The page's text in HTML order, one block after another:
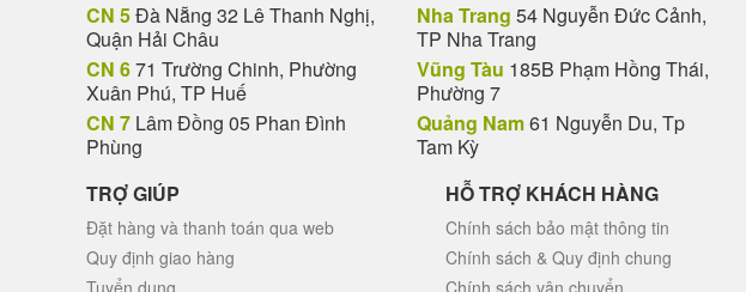
CN 5Đà Nẵng 32 Lê Thanh Nghị,
Quận Hải Châu
CN 671 Trường Chinh, Phường
Xuân Phú, TP Huế
CN 7 Lâm Đồng 05 Phan Đình
Phùng
Nha Trang 54 Nguyễn Đức Cảnh,
TP Nha Trang
Vũng Tàu 185B Phạm Hồng Thái,
Phường 7
Quảng Nam61 Nguyễn Du, Tp
Tam Kỳ
TRỢ GIÚP
Đặt hàng và thanh toán qua web
Quy định giao hàng
Tuyển dụng
HỖ TRỢ KHÁCH HÀNG
Chính sách bảo mật thông tin
Chính sách & Quy định chung
Chính sách vận chuyển